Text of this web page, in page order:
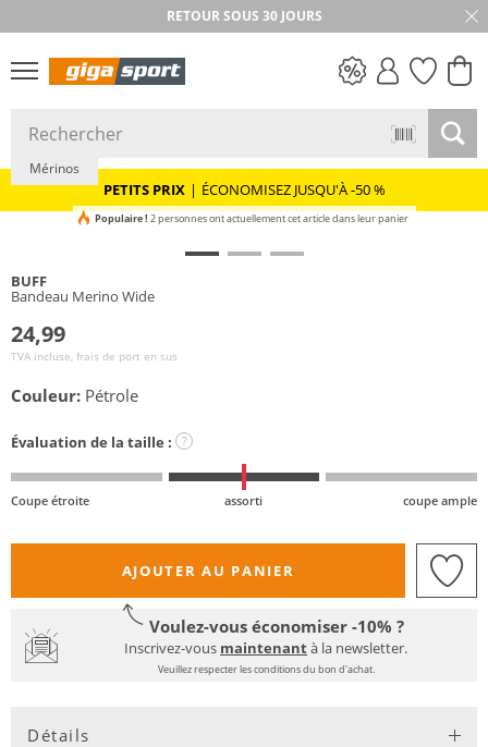
RETOUR SOUS 30 JOURS
PETITS PRIX
PETITS PRIX | ÉCONOMISEZ JUSQU'À -50 %
Durable
Mérinos
Populaire ! 2 personnes ont actuellement cet article dans leur panier
BUFF
Bandeau Merino Wide
24,99
TVA incluse, frais de port en sus
Couleur: Pétrole
Évaluation de la taille : ?
Coupe étroite assorti coupe ample
AJOUTER AU PANIER
Voulez-vous économiser -10% ?
Inscrivez-vous maintenantà la newsletter.
Veuillez respecter les conditions du bon d'achat.
Détails